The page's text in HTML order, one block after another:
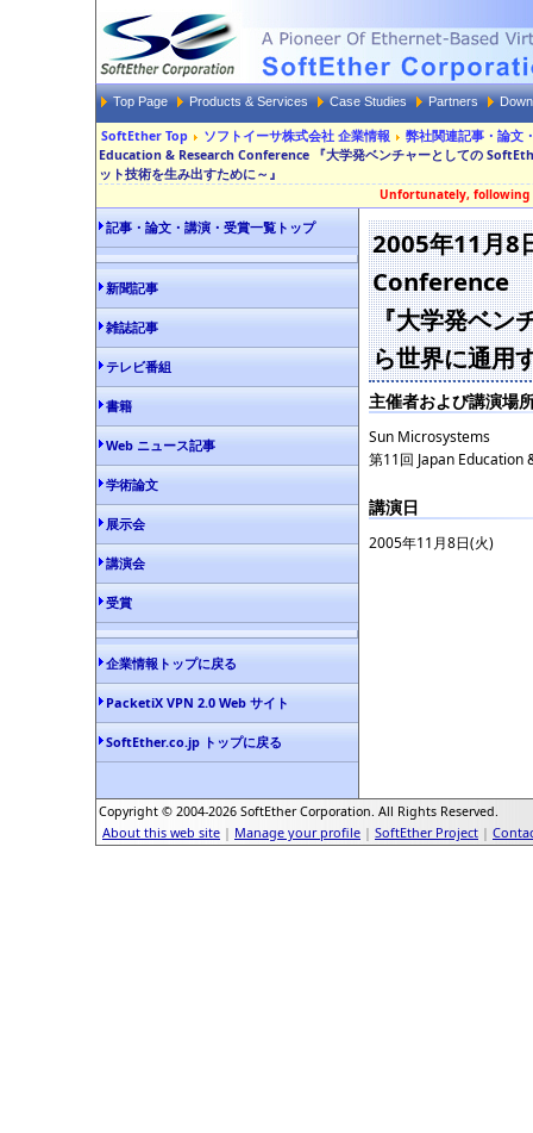
Top Page Products & Services Case Studies Partners
SoftEther Top ソフトイーサ株式会社 企業情報
弊社関連記事・論文
Education & Research Conference 『大学発ベンチャーとしての
ット技術を生み出すために～』
Unfortunately, following
記事・論文・講演・受賞一覧トップ
新聞記事
雑誌記事
テレビ番組
書籍
Web ニュース記事
学術論文
展示会
講演会
受賞
企業情報トップに戻る
PacketiX VPN 2.0 Web サイト
SoftEther.co.jp トップに戻る
2005年11月8
Conference
『大学発ベン
ら世界に通用
主催者および講演場
Sun Microsystems
第11回 Japan Education
講演日
2005年11月8日(火)
Copyright © 2004-2026 SoftEther Corporation. All Rights Reserved.
About this web site | Manage your profile | SoftEther Project |